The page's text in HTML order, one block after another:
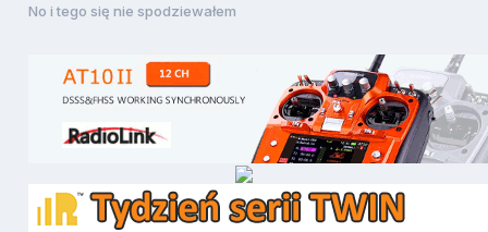
No i tego się nie spodziewałem